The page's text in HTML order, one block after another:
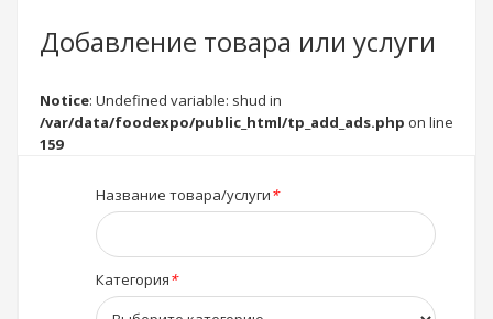
Добавление товара или услуги
Notice: Undefined variable: shud in
/var/data/foodexpo/public_html/tp_add_ads.php on line
159
Название товара/услуги*
Категория*